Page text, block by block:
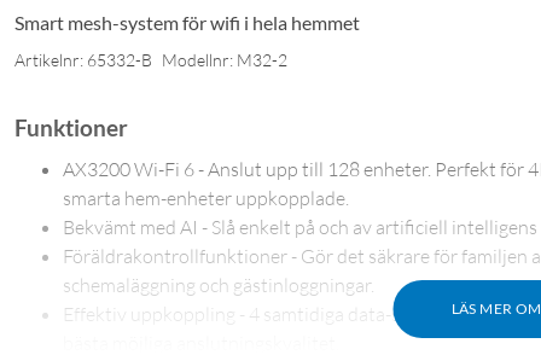
Smart mesh-system för wifi i hela hemmet
Artikelnr: 65332-B Modellnr: M32-2
LÄS MER
Funktioner
AX3200 Wi-Fi 6 - Anslut upp till 128 enheter. Perfekt för
smarta hem-enheter uppkopplade.
Bekvämt med AI - Slå enkelt på och av artificiell
Föräldrakontrollfunktioner - Gör det säkrare för familjen
schemaläggning och gästinloggningar.
Effektiv uppkoppling - 4 samtidiga data-strömmar, 1024